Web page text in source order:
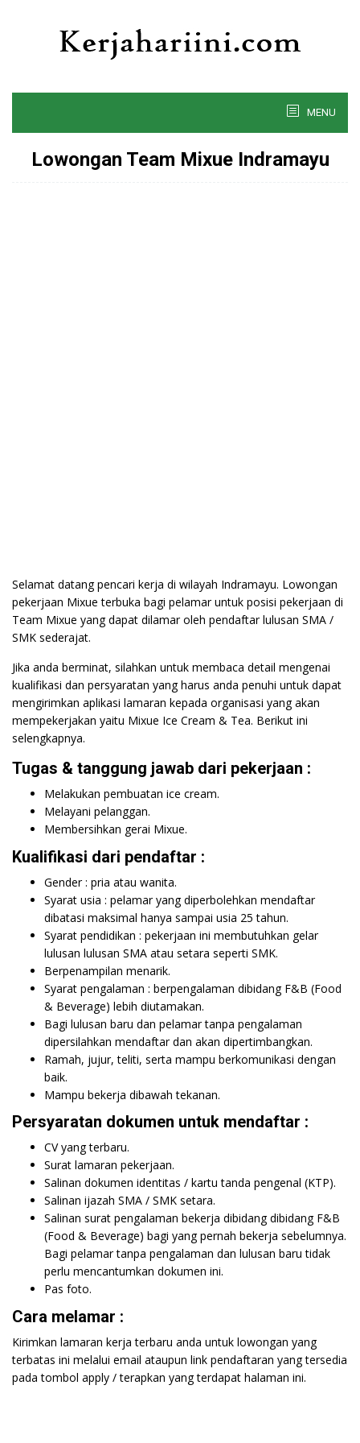
MENU
Lowongan Team Mixue Indramayu
Selamat datang pencari kerja di wilayah Indramayu. Lowongan
pekerjaan Mixue terbuka bagi pelamar untuk posisi pekerjaan di
Team Mixue yang dapat dilamar oleh pendaftar lulusan SMA /
SMK sederajat.
Jika anda berminat, silahkan untuk membaca detail mengenai
kualifikasi dan persyaratan yang harus anda penuhi untuk dapat
mengirimkan aplikasi lamaran kepada organisasi yang akan
mempekerjakan yaitu Mixue Ice Cream & Tea. Berikut ini
selengkapnya.
Tugas & tanggung jawab dari pekerjaan :
Melakukan pembuatan ice cream.
Melayani pelanggan.
Membersihkan gerai Mixue.
Kualifikasi dari pendaftar :
Gender : pria atau wanita.
Syarat usia : pelamar yang diperbolehkan mendaftar
dibatasi maksimal hanya sampai usia 25 tahun.
Syarat pendidikan : pekerjaan ini membutuhkan gelar
lulusan lulusan SMA atau setara seperti SMK.
Berpenampilan menarik.
Syarat pengalaman : berpengalaman dibidang F&B (Food
& Beverage) lebih diutamakan.
Bagi lulusan baru dan pelamar tanpa pengalaman
dipersilahkan mendaftar dan akan dipertimbangkan.
Ramah, jujur, teliti, serta mampu berkomunikasi dengan
baik.
Mampu bekerja dibawah tekanan.
Persyaratan dokumen untuk mendaftar :
CV yang terbaru.
Surat lamaran pekerjaan.
Salinan dokumen identitas / kartu tanda pengenal (KTP).
Salinan ijazah SMA / SMK setara.
Salinan surat pengalaman bekerja dibidang dibidang F&B
(Food & Beverage) bagi yang pernah bekerja sebelumnya.
Bagi pelamar tanpa pengalaman dan lulusan baru tidak
perlu mencantumkan dokumen ini.
Pas foto.
Cara melamar :
Kirimkan lamaran kerja terbaru anda untuk lowongan yang
terbatas ini melalui email ataupun link pendaftaran yang tersedia
pada tombol apply / terapkan yang terdapat halaman ini.